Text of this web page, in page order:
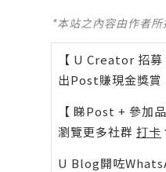
*本站之內容由作者
【 U Creator 招募
出Post賺現金獎賞
【 睇Post + 參加
瀏覽更多社群 打卡
U Blog開咗